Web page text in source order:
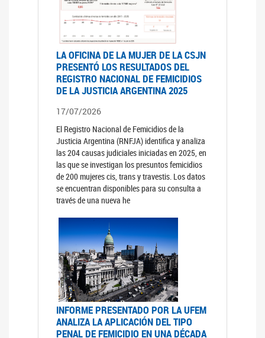
LA OFICINA DE LA MUJER DE LA CSJN
PRESENTÓ LOS RESULTADOS DEL
REGISTRO NACIONAL DE FEMICIDIOS
DE LA JUSTICIA ARGENTINA 2025
17/07/2026
El Registro Nacional de Femicidios de la
Justicia Argentina (RNFJA) identifica y analiza
las 204 causas judiciales iniciadas en 2025, en
las que se investigan los presuntos femicidios
de 200 mujeres cis, trans y travestis. Los datos
se encuentran disponibles para su consulta a
través de una nueva he
INFORME PRESENTADO POR LA UFEM
ANALIZA LA APLICACIÓN DEL TIPO
PENAL DE FEMICIDIO EN UNA DÉCADA